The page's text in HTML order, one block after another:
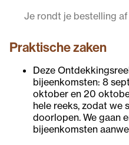
Je rondt je bestelling
Praktische zaken
Deze
bijeenkomsten: 8
oktober en 20
hele reeks, zodat we
doorlopen. We gaan
bijeenkomsten